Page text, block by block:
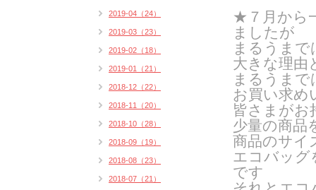
★７月から
ましたが
まるうま
大きな理由
まるうまで
お買い求め
皆さまがお
少量の商品
商品のサイ
エコバッグ
です
2019-04（24）
2019-03（23）
2019-02（18）
2019-01（21）
2018-12（22）
2018-11（20）
2018-10（28）
2018-09（19）
2018-08（23）
2018-07（21）